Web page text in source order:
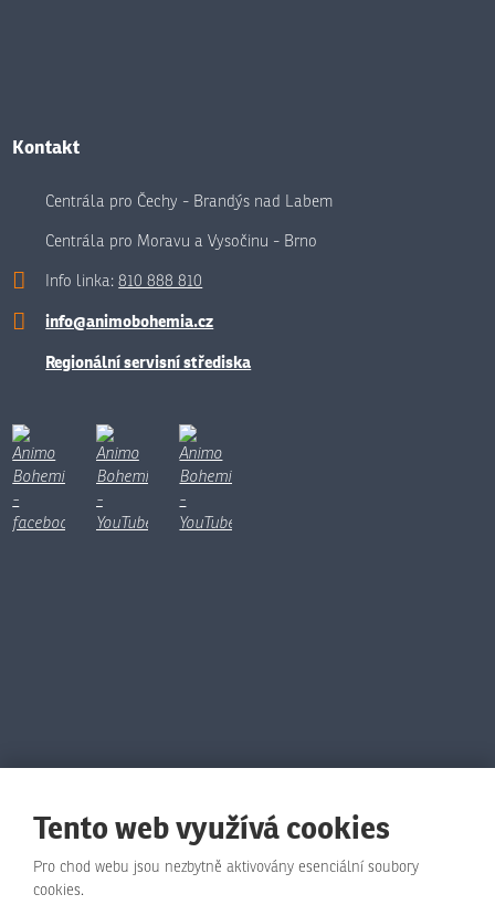
Kontakt
Centrála pro Čechy - Brandýs nad Labem
Centrála pro Moravu a Vysočinu - Brno
Info linka:810 888 810
info@animobohemia.cz
Regionální servisní střediska
Tento web využívá cookies
Pro chod webu jsou nezbytně aktivovány esenciální soubory
cookies.